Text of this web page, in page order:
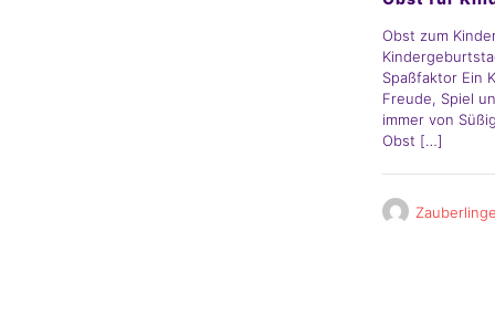
Obst zum
Spaßfaktor Ein
Freude, Spiel
immer von
Obst […]